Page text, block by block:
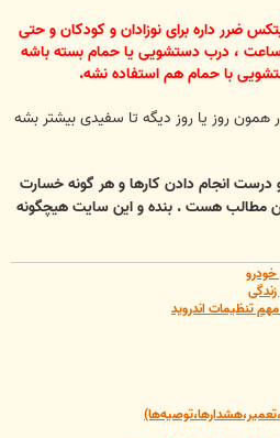
ضرر داره برای نوزادان و کودکان و حتی
ساعت ، درب دستشویی یا حمام بسته باشه
با حمام هم استفاده نشه.
همون روز یا روز دیگه تا سفیدی بیشتر بشه
انجام دادن کارها و هر گونه خسارت
مطالب هست . بنده و این سایت هیچگونه
تنظیمات اندروید